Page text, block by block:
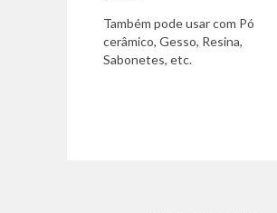
Também pode usar com Pó
cerâmico, Gesso, Resina,
Sabonetes, etc.